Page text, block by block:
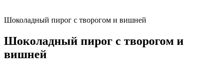
Шоколадный пирог с творогом и вишней
Шоколадный пирог с творогом и
вишней